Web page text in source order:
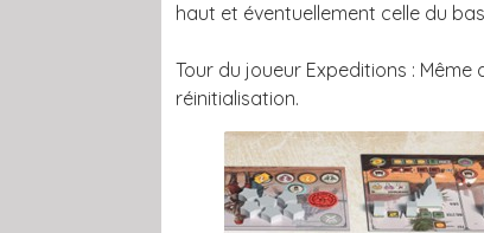
haut et éventuellement celle du
Tour du joueur Expeditions :
réinitialisation.